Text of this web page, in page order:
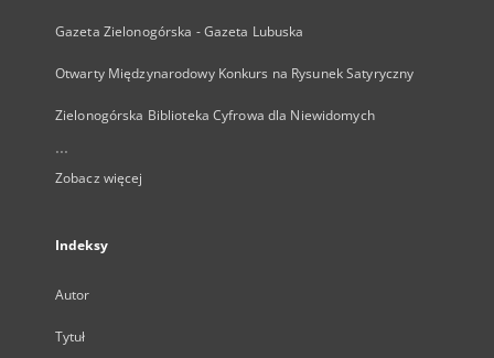
Gazeta Zielonogórska - Gazeta Lubuska
Otwarty Międzynarodowy Konkurs na Rysunek Satyryczny
Zielonogórska Biblioteka Cyfrowa dla Niewidomych
...
Zobacz więcej
Indeksy
Autor
Tytuł